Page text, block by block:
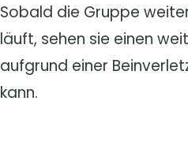
Sobald die Gruppe
läuft, sehen sie einen
aufgrund einer
kann.